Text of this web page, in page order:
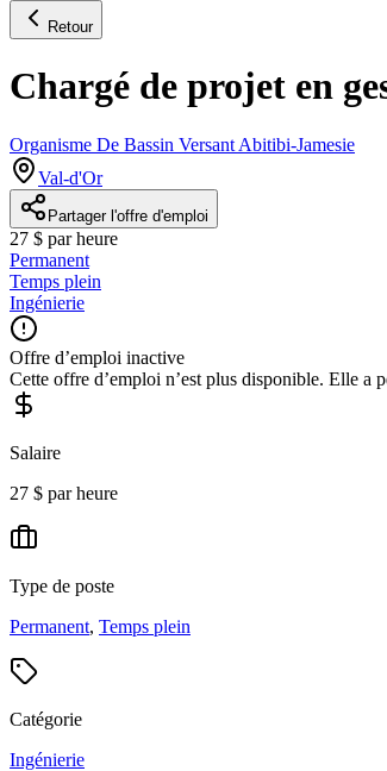
Retour
Chargé de projet en
Organisme De Bassin Versant Abitibi-Jamesie
Val-d'Or
Partager l'offre d'emploi
27 $ par heure
Permanent
Temps plein
Ingénierie
Offre d’emploi inactive
Cette offre d’emploi n’est plus disponible. Elle a
Salaire
27 $ par heure
Type de poste
Permanent, Temps plein
Catégorie
Ingénierie